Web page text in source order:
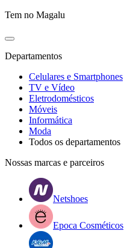
Tem no Magalu
Departamentos
Celulares e Smartphones
TV e Vídeo
Eletrodomésticos
Móveis
Informática
Moda
Todos os departamentos
Nossas marcas e parceiros
Netshoes
Epoca Cosméticos